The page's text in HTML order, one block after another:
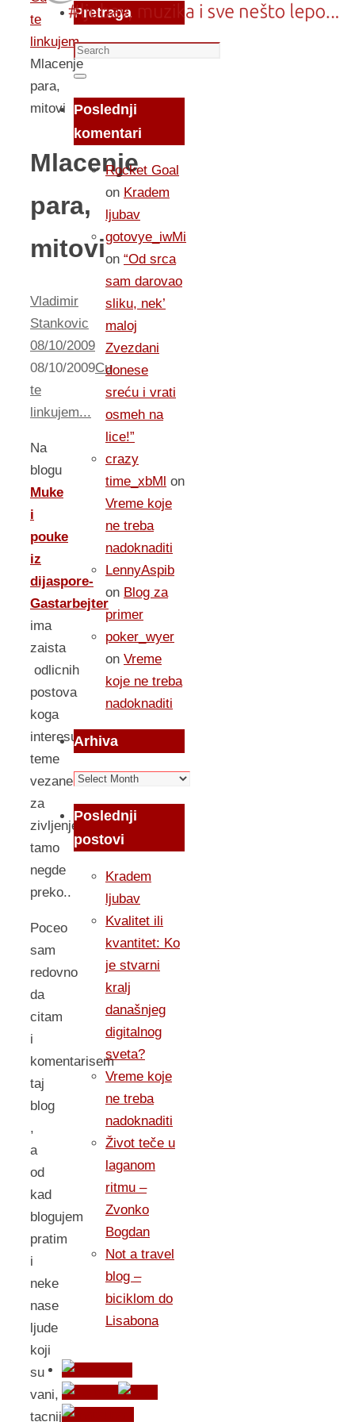
te
linkujem...
Mlacenje
para,
mitovi
Mlacenje
para,
mitovi
Vladimir
Stankovic
08/10/2009
08/10/2009Cu
te
linkujem...
Na
blogu
Muke
i
pouke
iz
dijaspore-
Gastarbejter
ima
zaista
odlicnih
postova
koga
interesuju
teme
vezane
za
zivljenje
tamo
negde
preko..
Poceo
sam
redovno
da
citam
i
komentarisem
taj
blog
,
a
od
kad
blogujem
pratim
i
neke
nase
ljude
koji
su
vani,
tacnije
Pretraga
Search
for:
Search
Poslednji
komentari
Rocket Goal
on Kradem
ljubav
gotovye_iwMi
on “Od srca
sam darovao
sliku, nek’
maloj
Zvezdani
donese
sreću i vrati
osmeh na
lice!”
crazy
time_xbMl on
Vreme koje
ne treba
nadoknaditi
LennyAspib
on Blog za
primer
poker_wyer
on Vreme
koje ne treba
nadoknaditi
Arhiva
Arhiva
Poslednji
postovi
Kradem
ljubav
Kvalitet ili
kvantitet: Ko
je stvarni
kralj
današnjeg
digitalnog
sveta?
Vreme koje
ne treba
nadoknaditi
Život teče u
laganom
ritmu –
Zvonko
Bogdan
Not a travel
blog –
biciklom do
Lisabona